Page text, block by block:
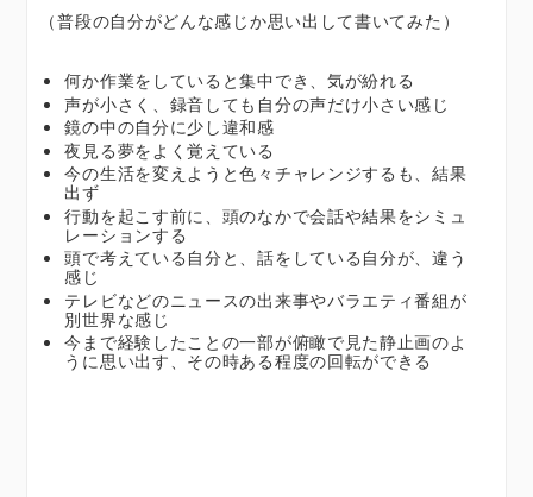
（普段の自分がどんな感じか思い出して書いてみた）
何か作業をしていると集中でき、気が紛れる
声が小さく、録音しても自分の声だけ小さい感じ
鏡の中の自分に少し違和感
夜見る夢をよく覚えている
今の生活を変えようと色々チャレンジするも、結果
出ず
行動を起こす前に、頭のなかで会話や結果をシミュ
レーションする
頭で考えている自分と、話をしている自分が、違う
感じ
テレビなどのニュースの出来事やバラエティ番組が
別世界な感じ
今まで経験したことの一部が俯瞰で見た静止画のよ
うに思い出す、その時ある程度の回転ができる